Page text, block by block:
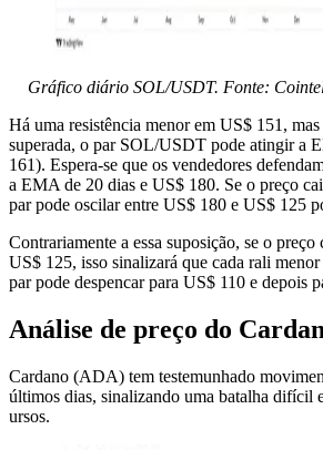
Gráfico diário SOL/USDT. Fonte:
Há uma resistência menor em US$ 151, mas
superada, o par SOL/USDT pode atingir a
161). Espera-se que os vendedores
a EMA de 20 dias e US$ 180. Se o preço
par pode oscilar entre US$ 180 e US$ 125
Contrariamente a essa suposição, se o
US$ 125, isso sinalizará que cada rali
par pode despencar para US$ 110 e depois
Análise de preço do
Cardano (ADA) tem testemunhado
últimos dias, sinalizando uma batalha difícil
ursos.